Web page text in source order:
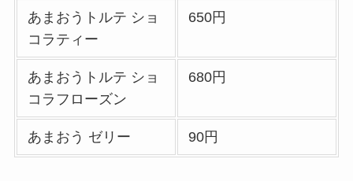
バリーの注文方法も
イクアウト(お持ち
覧！おすすめ料理も
紹介
あまおうトルテ ショ
コラティー
650円
あまおうトルテ ショ
コラフローズン
680円
あまおう ゼリー 90円